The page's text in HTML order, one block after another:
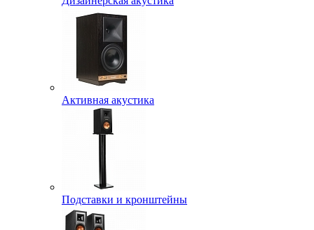
Активная акустика
Подставки и кронштейны